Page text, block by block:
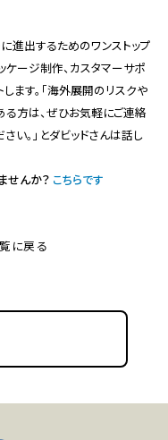
進出するためのワンストップ
ケージ制作、カスタマーサポ
ます。「海外展開のリスクや
る方は、ぜひお気軽にご連絡
い。」とダビッドさんは話し
せんか？ こちらです
に戻る